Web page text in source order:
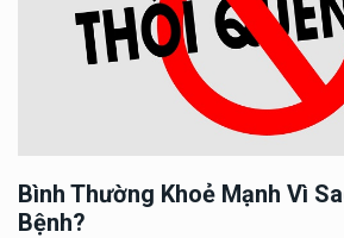
Bình Thường Khoẻ Mạnh Vì
Bệnh?